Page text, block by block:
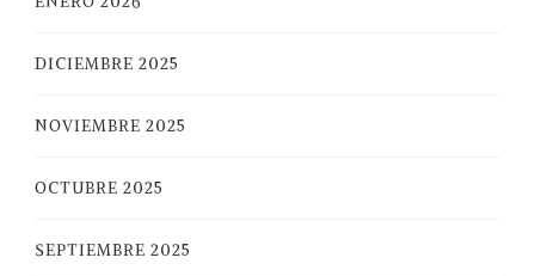
DICIEMBRE 2025
NOVIEMBRE 2025
OCTUBRE 2025
SEPTIEMBRE 2025